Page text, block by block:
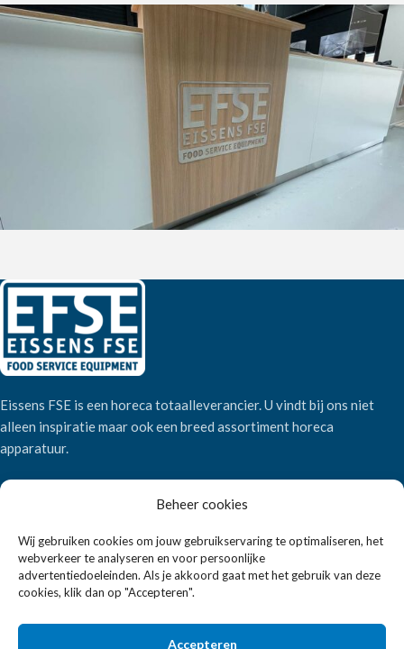
Beheer cookies
Wij gebruiken cookies om jouw gebruikservaring te optimaliseren, het
webverkeer te analyseren en voor persoonlijke
advertentiedoeleinden. Als je akkoord gaat met het gebruik van deze
cookies, klik dan op "Accepteren".
Accepteren
Eissens FSE is een horeca totaalleverancier. U vindt bij ons niet
alleen inspiratie maar ook een breed assortiment horeca
apparatuur.
Wandelweg 198, 1521 AM Wormerveer
E-mail:verkoop@eissensfse.nl
KLANTENSERVICE
Onze aanpak